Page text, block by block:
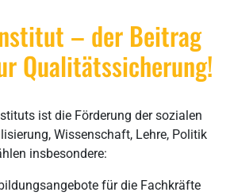
– der Beitrag
Qualitätssicherung!
ist die Förderung der sozialen
Wissenschaft, Lehre, Politik
insbesondere:
für die Fachkräfte